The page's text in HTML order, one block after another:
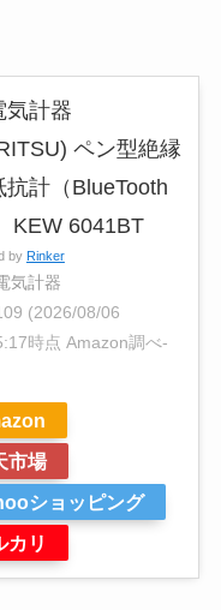
気計器
ペン型絶縁
抗計（BlueTooth
KEW 6041BT
by Rinker
気計器
(2026/08/06
時点 Amazon調べ-
市場
ショッピング
カリ